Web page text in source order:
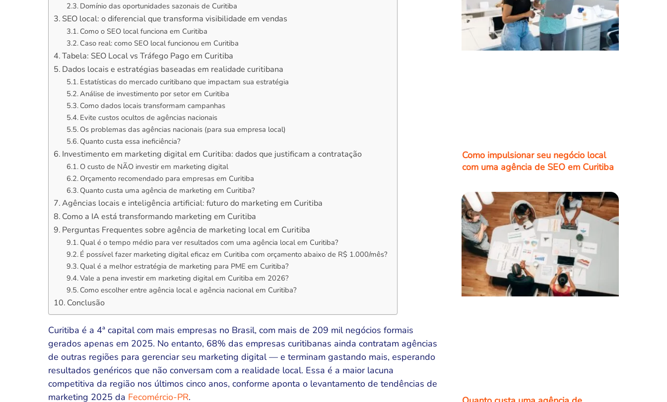
Domínio das oportunidades sazonais de Curitiba
SEO local: o diferencial que transforma visibilidade em vendas
Como o SEO local funciona em Curitiba
Caso real: como SEO local funcionou em Curitiba
Tabela: SEO Local vs Tráfego Pago em Curitiba
Dados locais e estratégias baseadas em realidade curitibana
Estatísticas do mercado curitibano que impactam sua estratégia
Análise de investimento por setor em Curitiba
Como dados locais transformam campanhas
Evite custos ocultos de agências nacionais
Os problemas das agências nacionais (para sua empresa local)
Quanto custa essa ineficiência?
Investimento em marketing digital em Curitiba: dados que justificam a contratação
O custo de NÃO investir em marketing digital
Orçamento recomendado para empresas em Curitiba
Quanto custa uma agência de marketing em Curitiba?
Agências locais e inteligência artificial: futuro do marketing em Curitiba
Como a IA está transformando marketing em Curitiba
Perguntas Frequentes sobre agência de marketing local em Curitiba
Qual é o tempo médio para ver resultados com uma agência local em Curitiba?
É possível fazer marketing digital eficaz em Curitiba com orçamento abaixo de R$ 1.000/mês?
Qual é a melhor estratégia de marketing para PME em Curitiba?
Vale a pena investir em marketing digital em Curitiba em 2026?
Como escolher entre agência local e agência nacional em Curitiba?
Conclusão
Curitiba é a 4ª capital com mais empresas no Brasil, com mais de 209 mil negócios formais
gerados apenas em 2025. No entanto, 68% das empresas curitibanas ainda contratam agências
de outras regiões para gerenciar seu marketing digital — e terminam gastando mais, esperando
resultados genéricos que não conversam com a realidade local. Essa é a maior lacuna
competitiva da região nos últimos cinco anos, conforme aponta o levantamento de tendências de
marketing 2025 da Fecomércio-PR.
Como impulsionar seu negócio local
com uma agência de SEO em Curitiba